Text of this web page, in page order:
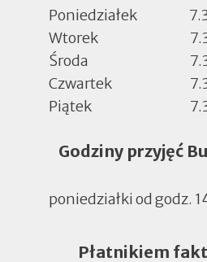
Poniedziałek
Wtorek
Środa
Czwartek
Piątek
Godziny przyjęć
poniedziałki od godz.
Płatnikiem